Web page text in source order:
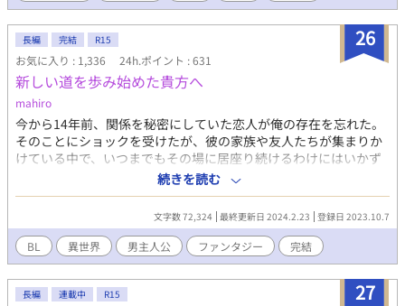
26
長編 完結 R15
お気に入り : 1,336 24h.ポイント : 631
新しい道を歩み始めた貴方へ
mahiro
今から14年前、関係を秘密にしていた恋人が俺の存在を忘れた。
そのことにショックを受けたが、彼の家族や友人たちが集まりか
けている中で、いつまでもその場に居座り続けるわけにはいかず
去ることにした。 その後、恋人は訳あってその地を離れることと
なり、俺のことを忘れたまま去って行った。 あれから恋人とは一
度も会っておらず、月日が経っていた。 あるとき、いつものよう
に仕事場に向かっているといきなり真上に明るい光が降ってき
て……？ ※沢山のお気に入り登録ありがとうございます。深く感
謝申し上げます。
続きを読む
文字数 72,324 最終更新日 2024.2.23 登録日 2023.10.7
BL 異世界 男主人公 ファンタジー 完結
27
長編 連載中 R15